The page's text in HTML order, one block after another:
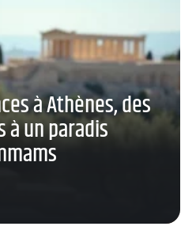
à Athènes, des
un paradis